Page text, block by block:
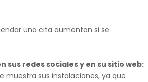
una cita aumentan si se
sus redes sociales y en su sitio web:
muestra sus instalaciones, ya que